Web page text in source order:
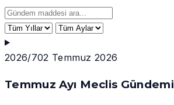
2026/702 Temmuz 2026
Temmuz Ayı Meclis Gündemi